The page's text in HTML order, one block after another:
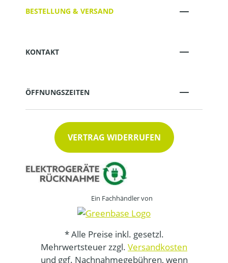
BESTELLUNG & VERSAND
KONTAKT
ÖFFNUNGSZEITEN
VERTRAG WIDERRUFEN
Ein Fachhändler von
* Alle Preise inkl. gesetzl.
Mehrwertsteuer zzgl. Versandkosten
und ggf. Nachnahmegebühren, wenn